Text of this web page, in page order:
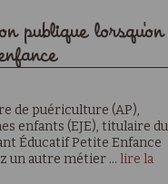
publique lorsqu'on
de puériculture (AP),
enfants (EJE), titulaire du
Éducatif Petite Enfance
un autre métier ... lire la